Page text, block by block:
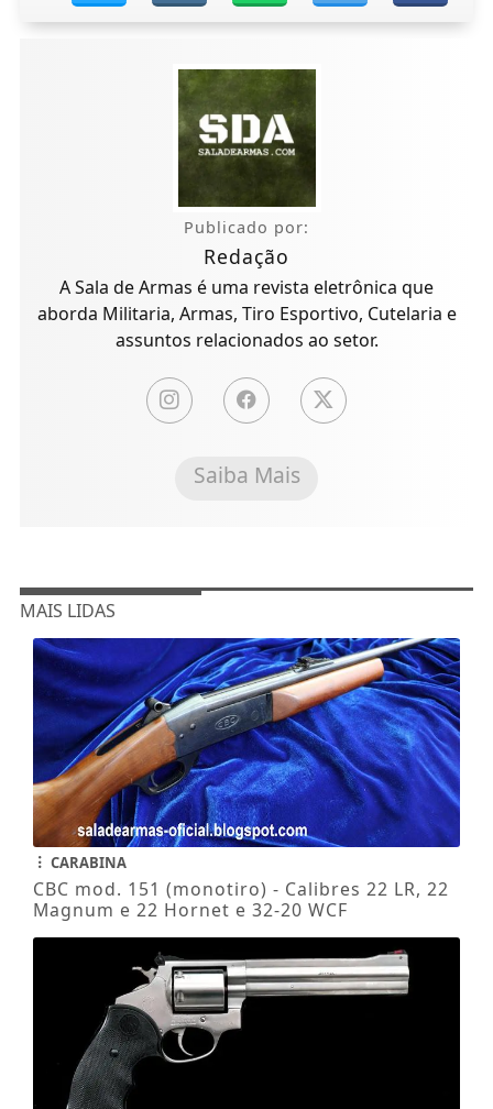
Publicado por:
Redação
A Sala de Armas é uma revista eletrônica que
aborda Militaria, Armas, Tiro Esportivo, Cutelaria e
assuntos relacionados ao setor.
Saiba Mais
MAIS LIDAS
CARABINA
CBC mod. 151 (monotiro) - Calibres 22 LR, 22
Magnum e 22 Hornet e 32-20 WCF